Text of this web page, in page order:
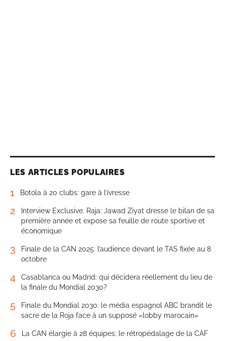
LES ARTICLES POPULAIRES
1 Botola à 20 clubs: gare à l’ivresse
2
Interview Exclusive. Raja: Jawad Ziyat dresse le bilan de sa
première année et expose sa feuille de route sportive et
économique
3
Finale de la CAN 2025: l’audience devant le TAS fixée au 8
octobre
4
Casablanca ou Madrid: qui décidera réellement du lieu de
la finale du Mondial 2030?
5
Finale du Mondial 2030: le média espagnol ABC brandit le
sacre de la Roja face à un supposé «lobby marocain»
6 La CAN élargie à 28 équipes: le rétropédalage de la CAF